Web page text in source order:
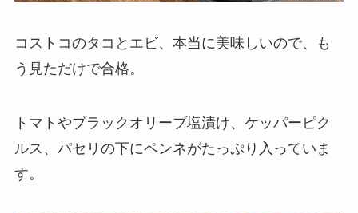
コストコのタコとエビ、本当に美味しいので、も
う見ただけで合格。
トマトやブラックオリーブ塩漬け、ケッパーピク
ルス、パセリの下にペンネがたっぷり入っていま
す。